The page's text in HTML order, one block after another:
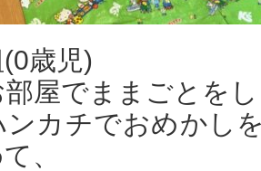
歳児)
屋でままごとを
ンカチでおめかし
、